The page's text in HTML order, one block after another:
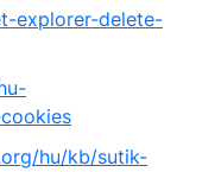
explorer-delete-
hu/kb/sutik-